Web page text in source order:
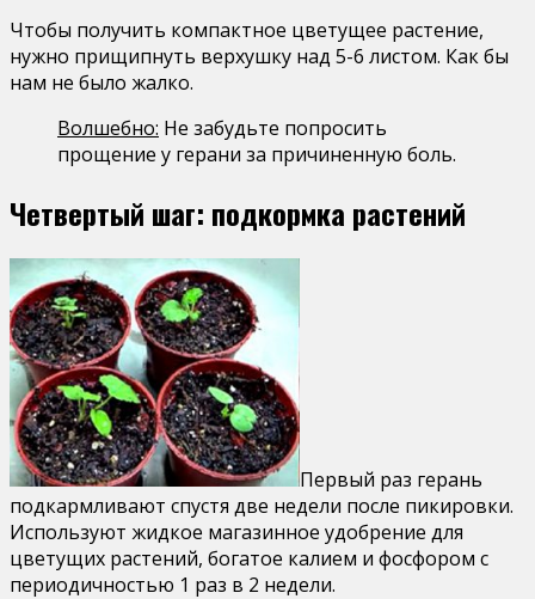
Чтобы получить компактное цветущее растение,
нужно прищипнуть верхушку над 5-6 листом. Как бы
нам не было жалко.
Волшебно: Не забудьте попросить
прощение у герани за причиненную боль.
Четвертый шаг: подкормка растений
Первый раз герань
подкармливают спустя две недели после пикировки.
Используют жидкое магазинное удобрение для
цветущих растений, богатое калием и фосфором с
периодичностью 1 раз в 2 недели.